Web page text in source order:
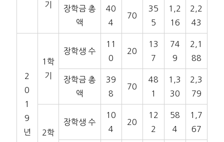
기
장학금 총
액
40
4
70
35
5
1,2
16
2,2
43
2
0
1
9
년
1학
기
장학생 수
11
0
20
13
7
74
9
2,1
88
장학금 총
액
39
8
70
48
1
1,3
30
2,3
79
2학
장학생 수
10
4
20
12
2
58
4
1,7
67